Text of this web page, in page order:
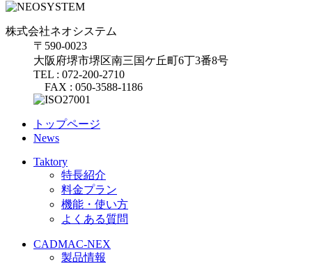
株式会社ネオシステム
〒590-0023
大阪府堺市堺区南三国ケ丘町6丁3番8号
TEL : 072-200-2710
FAX : 050-3588-1186
トップページ
News
Taktory
特長紹介
料金プラン
機能・使い方
よくある質問
CADMAC-NEX
製品情報